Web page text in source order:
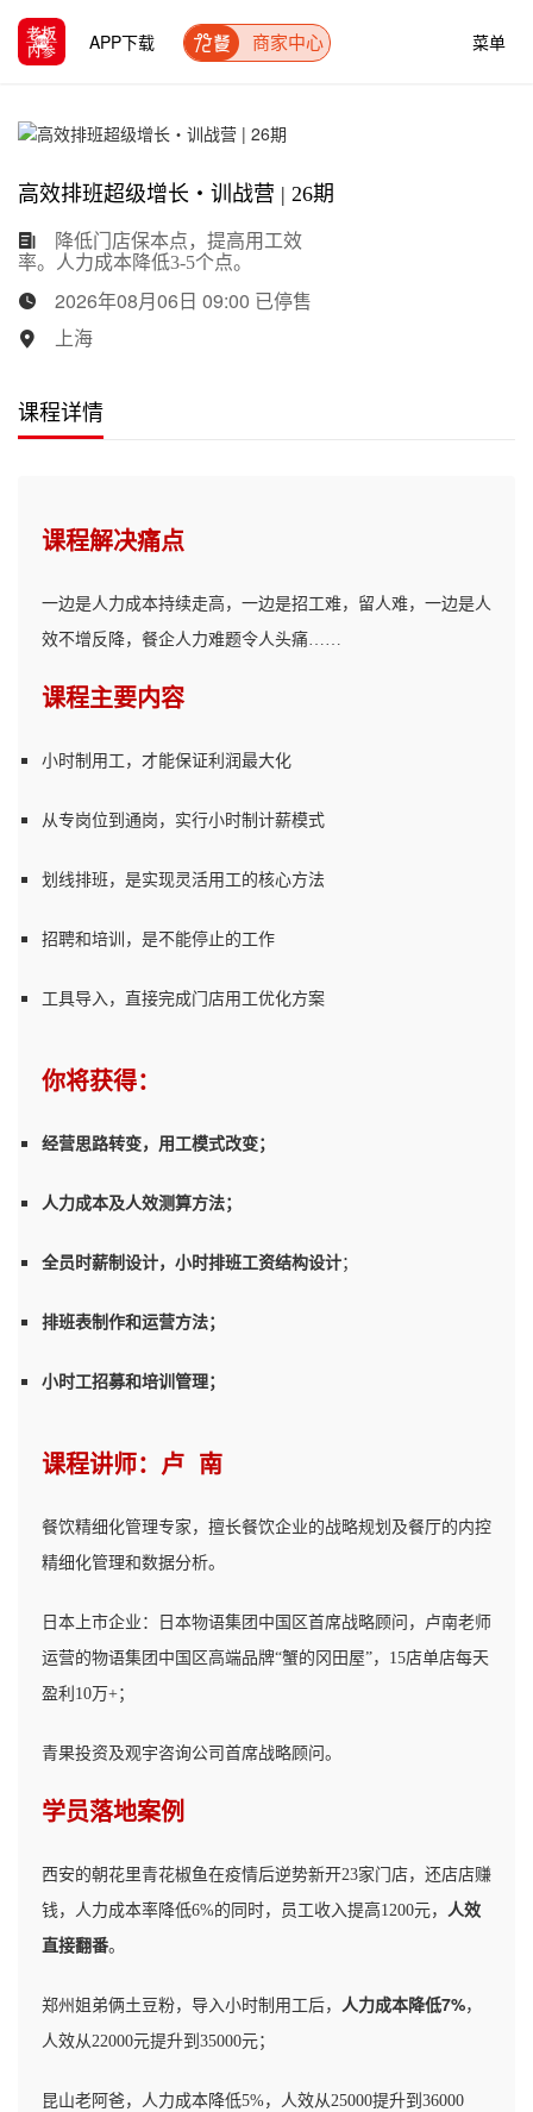
菜单
APP下载 商家中心
高效排班超级增长・训战营 | 26期
降低门店保本点，提高用工效
率。人力成本降低3-5个点。
2026年08月06日 09:00 已停售
上海
课程详情
课程解决痛点
一边是人力成本持续走高，一边是招工难，留人难，一边是人
效不增反降，餐企人力难题令人头痛……
课程主要内容
小时制用工，才能保证利润最大化
从专岗位到通岗，实行小时制计薪模式
划线排班，是实现灵活用工的核心方法
招聘和培训，是不能停止的工作
工具导入，直接完成门店用工优化方案
你将获得：
经营思路转变，用工模式改变；
人力成本及人效测算方法；
全员时薪制设计，小时排班工资结构设计；
排班表制作和运营方法；
小时工招募和培训管理；
课程讲师：卢 南
餐饮精细化管理专家，擅长餐饮企业的战略规划及餐厅的内控
精细化管理和数据分析。
日本上市企业：日本物语集团中国区首席战略顾问，卢南老师
运营的物语集团中国区高端品牌“蟹的冈田屋”，15店单店每天
盈利10万+；
青果投资及观宇咨询公司首席战略顾问。
学员落地案例
西安的朝花里青花椒鱼在疫情后逆势新开23家门店，还店店赚
钱，人力成本率降低6%的同时，员工收入提高1200元， 人效
直接翻番。
郑州姐弟俩土豆粉，导入小时制用工后， 人力成本降低7%，
人效从22000元提升到35000元；
昆山老阿爸，人力成本降低5%，人效从25000提升到36000